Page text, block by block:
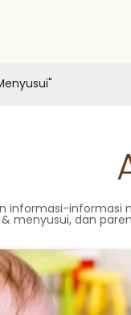
informasi-informasi
menyusui, dan